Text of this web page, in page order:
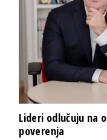
Lideri odlučuju na
poverenja